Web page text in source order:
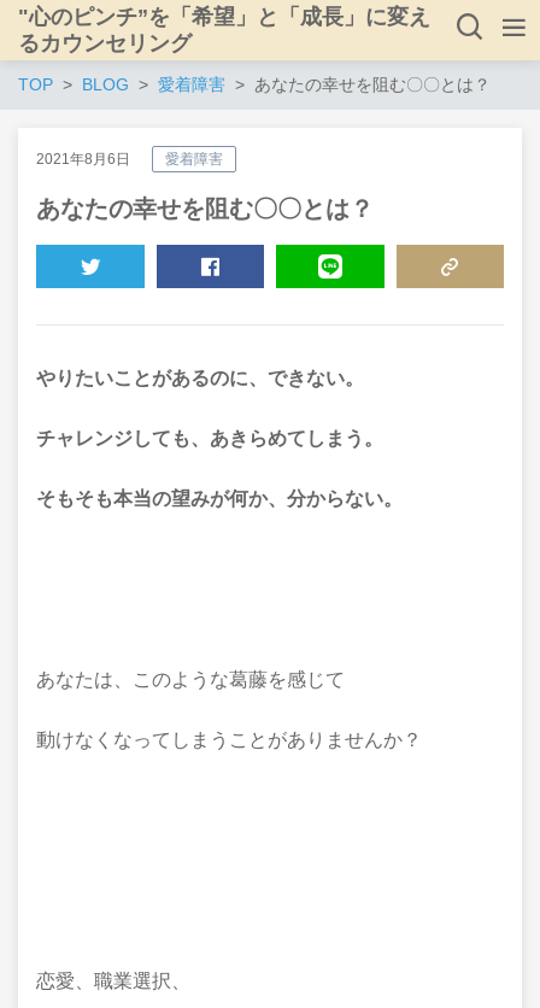
"心のピンチ”を「希望」と「成長」に変え
るカウンセリング
TOP BLOG 愛着障害 あなたの幸せを阻む〇〇とは？
2021年8月6日 愛着障害
あなたの幸せを阻む〇〇とは？
やりたいことがあるのに、できない。
チャレンジしても、あきらめてしまう。
そもそも本当の望みが何か、分からない。
あなたは、このような葛藤を感じて
動けなくなってしまうことがありませんか？
恋愛、職業選択、